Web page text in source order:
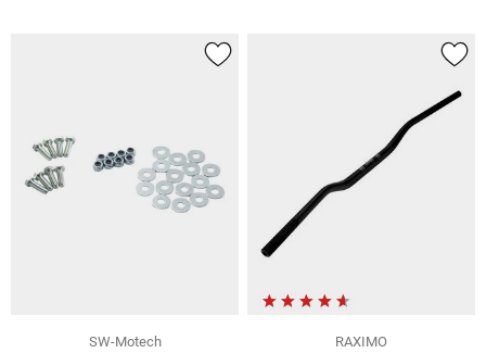
SW-Motech
RAXIMO